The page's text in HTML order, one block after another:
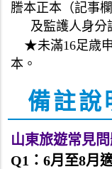
謄本正本 （記事
及監護人身分
★未滿16足歳
本 。
備註說
山東旅遊常見
Q1：6月至8月